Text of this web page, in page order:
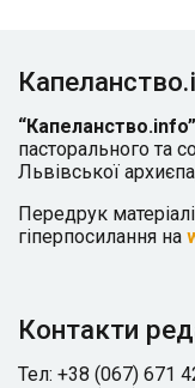
“Капеланство.info”
пасторального та
Львівської
Передрук
гіперпосилання на
Контакти
Тел: +38 (067) 671